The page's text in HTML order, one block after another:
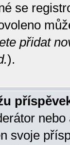
se
přidat
).
svoje